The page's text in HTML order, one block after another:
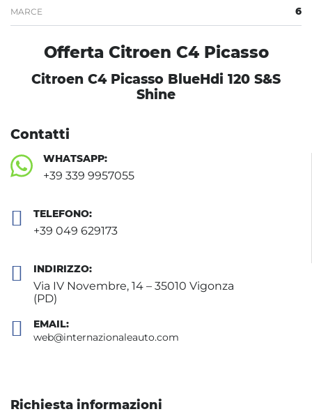
MARCE 6
Offerta Citroen C4 Picasso
Citroen C4 Picasso BlueHdi 120 S&S
Shine
Contatti
WHATSAPP:
+39 339 9957055
TELEFONO:
+39 049 629173
INDIRIZZO:
Via IV Novembre, 14 – 35010 Vigonza
(PD)
EMAIL:
web@internazionaleauto.com
Richiesta informazioni